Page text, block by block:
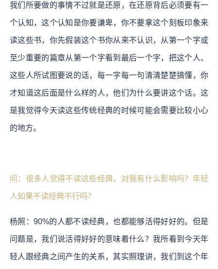
我们所要做的事情不过就是还原，在还原背后必须要有一
个认知，这个认知是你要谦卑，你不要拿这个刻板印象来
读这些书，你先假装这个书你从来不认识，从第一个字或
至少重要的篇章从第一个字看到最后一个字，把这个人、
这些人所试图要说的话，每一字每一句清清楚楚搞懂，你
才知道这后面是什么样的人，他们为什么要讲这个话。这
是我觉得今天读这些传统经典的时候可能会需要比较小心
的地方。
问：很多人觉得不读这些经典，对我有什么影响吗？年轻
人如果不读经典不行吗？
杨照：90%的人都不读经典，也都能够活得好好的。但是
问题是，我们说活得好好的意味着什么？我所看到今天年
轻人跟经典之间产生的关系，其实照理讲，我们到这个年